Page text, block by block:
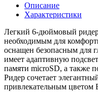
Описание
Характеристики
Легкий 6-дюймовый ридер
необходимым для
оснащен безопасным для
имеет адаптивную
памяти microSD, а также
Ридер сочетает
привлекательным цветом